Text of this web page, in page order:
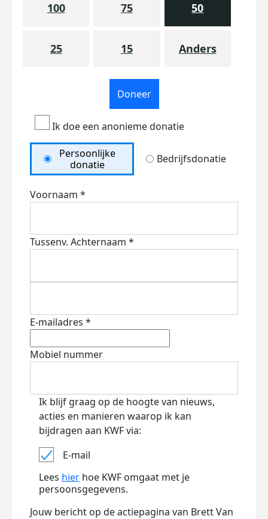
100 75 50
25 15 Anders
Doneer
Ik doe een anonieme donatie
Persoonlijke
donatie
Bedrijfsdonatie
Voornaam *
Tussenv. Achternaam *
E-mailadres *
Mobiel nummer
Ik blijf graag op de hoogte van nieuws,
acties en manieren waarop ik kan
bijdragen aan KWF via:
E-mail
Lees hier hoe KWF omgaat met je
persoonsgegevens.
Jouw bericht op de actiepagina van Brett Van